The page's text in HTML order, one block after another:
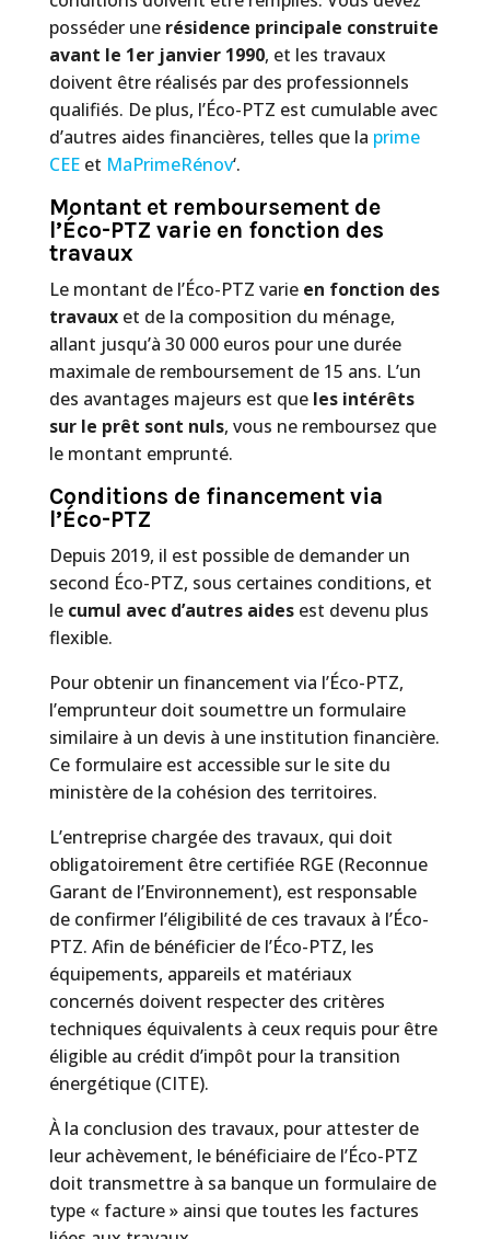
posséder une résidence principale construite
avant le 1er janvier 1990, et les travaux
doivent être réalisés par des professionnels
qualifiés. De plus, l’Éco-PTZ est cumulable avec
d’autres aides financières, telles que la prime
CEEet MaPrimeRénov‘.
Montant et remboursement de
l’Éco-PTZ varie en fonction des
travaux
Le montant de l’Éco-PTZ varie en fonction des
travauxet de la composition du ménage,
allant jusqu’à 30 000 euros pour une durée
maximale de remboursement de 15 ans. L’un
des avantages majeurs est que les intérêts
sur le prêt sont nuls, vous ne remboursez que
le montant emprunté.
Conditions de financement via
l’Éco-PTZ
Depuis 2019, il est possible de demander un
second Éco-PTZ, sous certaines conditions, et
le cumul avec d’autres aidesest devenu plus
flexible.
Pour obtenir un financement via l’Éco-PTZ,
l’emprunteur doit soumettre un formulaire
similaire à un devis à une institution financière.
Ce formulaire est accessible sur le site du
ministère de la cohésion des territoires.
L’entreprise chargée des travaux, qui doit
obligatoirement être certifiée RGE (Reconnue
Garant de l’Environnement), est responsable
de confirmer l’éligibilité de ces travaux à l’Éco-
PTZ. Afin de bénéficier de l’Éco-PTZ, les
équipements, appareils et matériaux
concernés doivent respecter des critères
techniques équivalents à ceux requis pour être
éligible au crédit d’impôt pour la transition
énergétique (CITE).
À la conclusion des travaux, pour attester de
leur achèvement, le bénéficiaire de l’Éco-PTZ
doit transmettre à sa banque un formulaire de
type « facture » ainsi que toutes les factures